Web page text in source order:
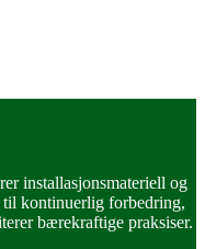
installasjonsmateriell og
kontinuerlig forbedring,
bærekraftige praksiser.